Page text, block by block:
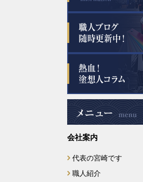
会社案内
代表の宮崎です
職人紹介